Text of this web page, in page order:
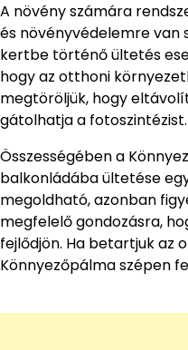
A növény számára
és növényvédelemre van
kertbe történő ültetés
hogy az otthoni
megtöröljük, hogy
gátolhatja a fotoszintézist.
Összességében a
balkonládába ültetése
megoldható, azonban
megfelelő gondozásra,
fejlődjön. Ha betartjuk az
Könnyezőpálma szépen